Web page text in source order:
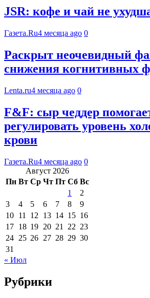
JSR: кофе и чай не
Газета.Ru4 месяца ago 0
Раскрыт неочевидный
снижения когнитивных
Lenta.ru4 месяца ago 0
F&F: сыр чеддер
регулировать уровень
крови
Газета.Ru4 месяца ago 0
Август 2026
Пн Вт Ср Чт Пт Сб Вс
1
2
3
4 5 6 7 8
9
10 11 12 13 14 15 16
17 18 19 20 21 22 23
24 25 26 27 28 29 30
31
« Июл
Рубрики